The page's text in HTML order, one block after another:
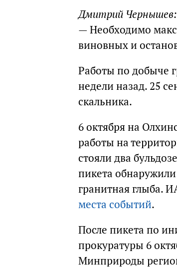
Дмитрий Чернышев:
— Необходимо
виновных и
Работы по добыче
недели назад. 25
скальника.
6 октября на
работы на
стояли два
пикета обнаружили
гранитная глыба.
места событий.
После пикета по
прокуратуры 6
Минприроды